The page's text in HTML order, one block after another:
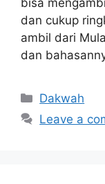
bisa
dan cukup
ambil dari
dan
Categories
Dakwah
Leave a